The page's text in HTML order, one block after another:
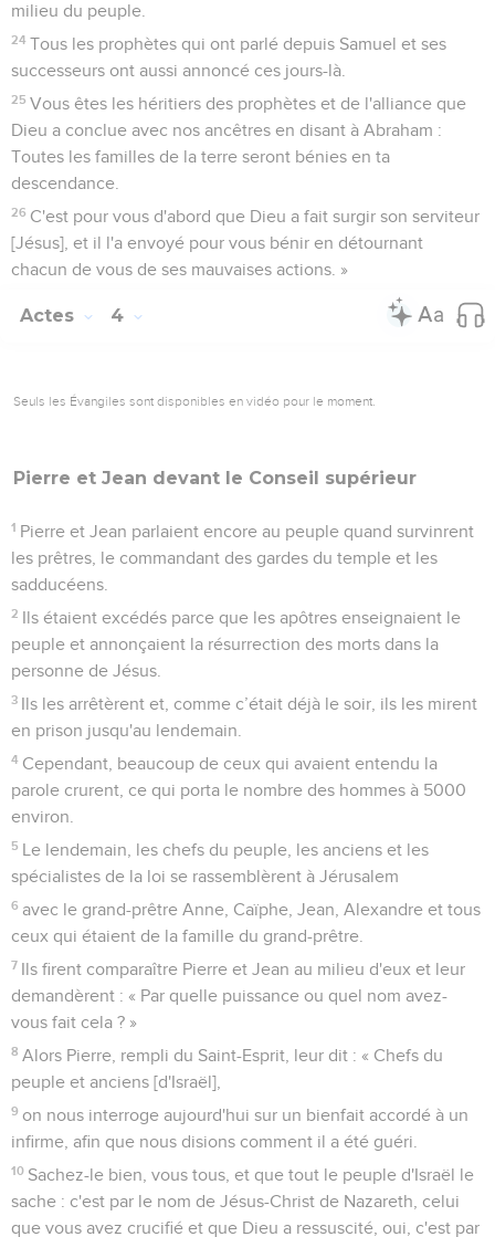
milieu du peuple.
24 Tous les prophètes qui ont parlé depuis Samuel et ses
successeurs ont aussi annoncé ces jours-là.
25 Vous êtes les héritiers des prophètes et de l'alliance que
Dieu a conclue avec nos ancêtres en disant à Abraham :
Toutes les familles de la terre seront bénies en ta
descendance.
26 C'est pour vous d'abord que Dieu a fait surgir son serviteur
[Jésus], et il l'a envoyé pour vous bénir en détournant
chacun de vous de ses mauvaises actions. »
Actes 4
Seuls les Évangiles sont disponibles en vidéo pour le moment.
Pierre et Jean devant le Conseil supérieur
1 Pierre et Jean parlaient encore au peuple quand survinrent
les prêtres, le commandant des gardes du temple et les
sadducéens.
2 Ils étaient excédés parce que les apôtres enseignaient le
peuple et annonçaient la résurrection des morts dans la
personne de Jésus.
3 Ils les arrêtèrent et, comme c’était déjà le soir, ils les mirent
en prison jusqu'au lendemain.
4 Cependant, beaucoup de ceux qui avaient entendu la
parole crurent, ce qui porta le nombre des hommes à 5000
environ.
5 Le lendemain, les chefs du peuple, les anciens et les
spécialistes de la loi se rassemblèrent à Jérusalem
6 avec le grand-prêtre Anne, Caïphe, Jean, Alexandre et tous
ceux qui étaient de la famille du grand-prêtre.
7 Ils firent comparaître Pierre et Jean au milieu d'eux et leur
demandèrent : « Par quelle puissance ou quel nom avez-
vous fait cela ? »
8 Alors Pierre, rempli du Saint-Esprit, leur dit : « Chefs du
peuple et anciens [d'Israël],
9 on nous interroge aujourd'hui sur un bienfait accordé à un
infirme, afin que nous disions comment il a été guéri.
10 Sachez-le bien, vous tous, et que tout le peuple d'Israël le
sache : c'est par le nom de Jésus-Christ de Nazareth, celui
que vous avez crucifié et que Dieu a ressuscité, oui, c'est par